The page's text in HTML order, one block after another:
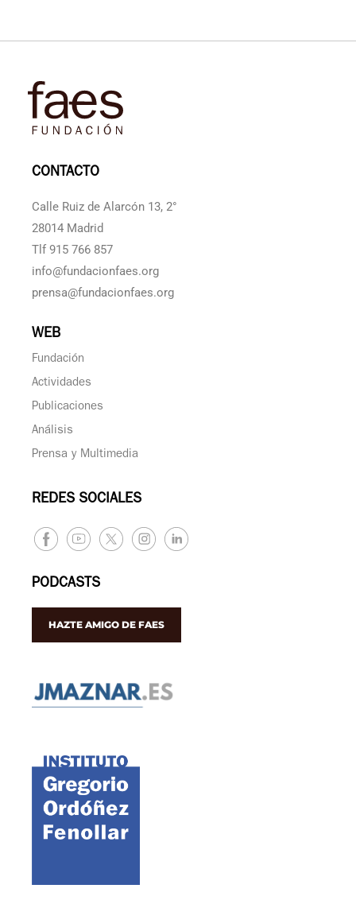
CONTACTO
Calle Ruiz de Alarcón 13, 2°
28014 Madrid
Tlf 915 766 857
info@fundacionfaes.org
prensa@fundacionfaes.org
WEB
Fundación
Actividades
Publicaciones
Análisis
Prensa y Multimedia
REDES SOCIALES
PODCASTS
HAZTE AMIGO DE FAES